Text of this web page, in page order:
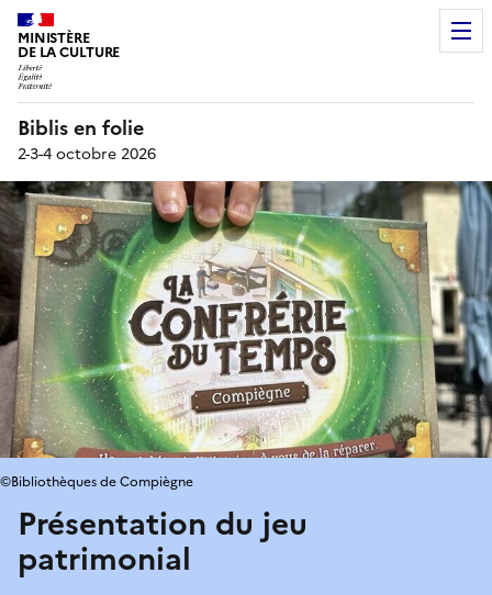
MINISTÈRE
DE LA CULTURE
Biblis en folie
2-3-4 octobre 2026
Présentation du jeu
patrimonial
©Bibliothèques de Compiègne